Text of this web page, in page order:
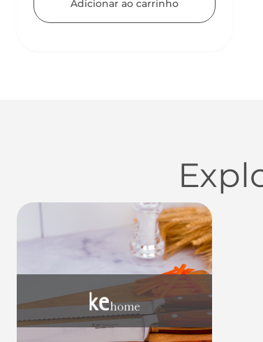
Adicionar ao carrinho
Utensílios do Lar